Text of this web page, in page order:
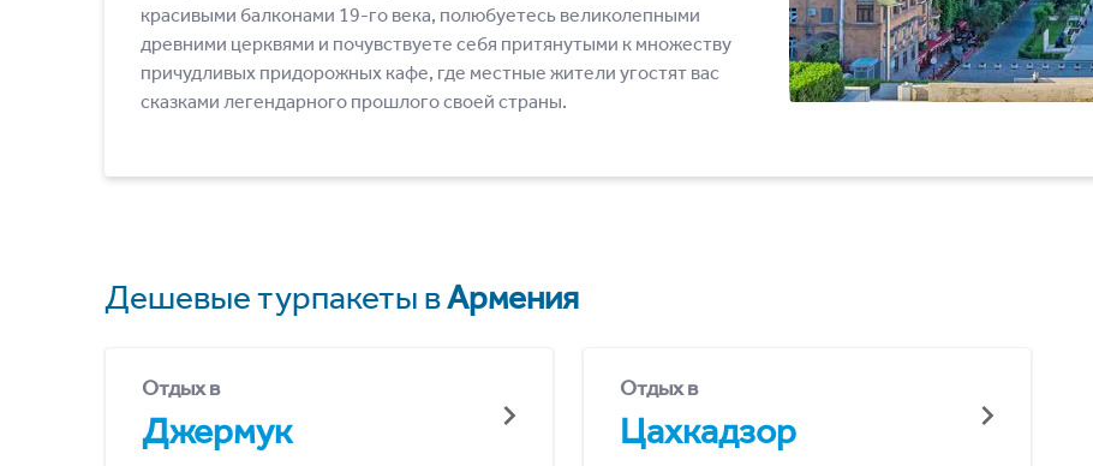
красивыми балконами 19-го века, полюбуетесь великолепными
древними церквями и почувствуете себя притянутыми к множеству
причудливых придорожных кафе, где местные жители угостят вас
сказками легендарного прошлого своей страны.
Дешевые турпакеты вАрмения
Отдых в
Джермук
Отдых в
Цахкадзор